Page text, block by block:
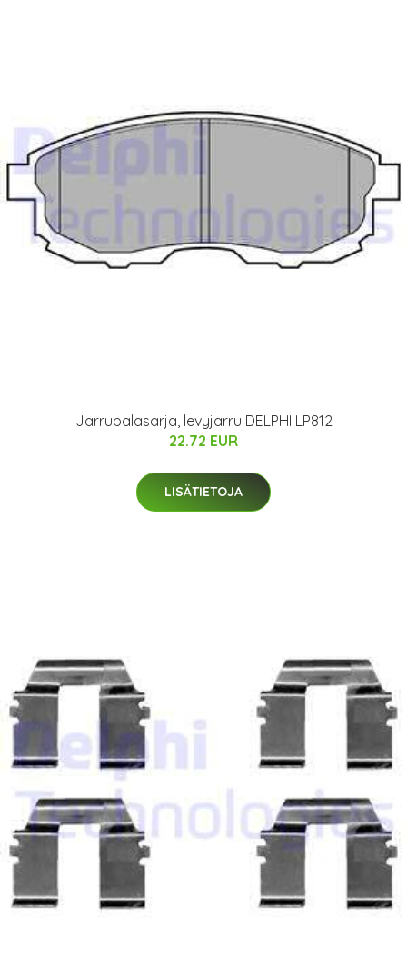
Jarrupalasarja, levyjarru DELPHI LP812
22.72 EUR
LISÄTIETOJA